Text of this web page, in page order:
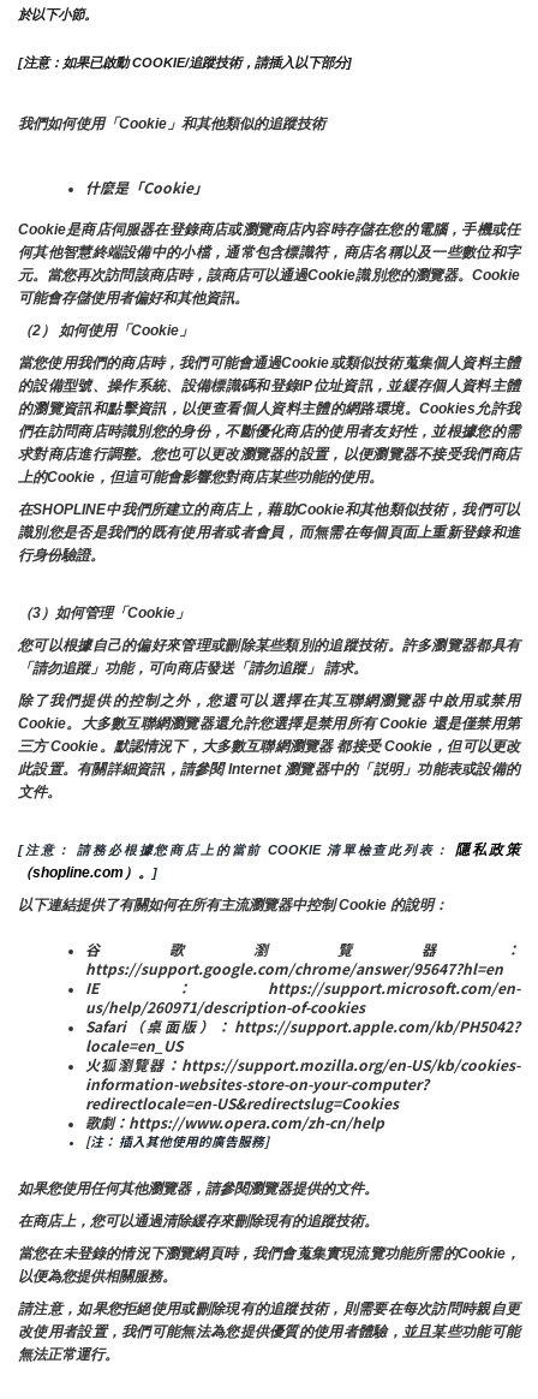
於以下小節。
[注意：如果已啟動 COOKIE/追蹤技術，請插入以下部分]
我們如何使用「Cookie」和其他類似的追蹤技術
什麼是「Cookie」
Cookie是商店伺服器在登錄商店或瀏覽商店內容時存儲在您的電腦，手機或任
何其他智慧終端設備中的小檔，通常包含標識符，商店名稱以及一些數位和字
元。當您再次訪問該商店時，該商店可以通過Cookie識別您的瀏覽器。Cookie
可能會存儲使用者偏好和其他資訊。
（2） 如何使用「Cookie」
當您使用我們的商店時，我們可能會通過Cookie或類似技術蒐集個人資料主體
的設備型號、操作系統、設備標識碼和登錄IP位址資訊，並緩存個人資料主體
的瀏覽資訊和點擊資訊，以便查看個人資料主體的網路環境。Cookies允許我
們在訪問商店時識別您的身份，不斷優化商店的使用者友好性，並根據您的需
求對商店進行調整。您也可以更改瀏覽器的設置，以便瀏覽器不接受我們商店
上的Cookie，但這可能會影響您對商店某些功能的使用。
在SHOPLINE中我們所建立的商店上，藉助Cookie和其他類似技術，我們可以
識別您是否是我們的既有使用者或者會員，而無需在每個頁面上重新登錄和進
行身份驗證。
（3）如何管理「Cookie」
您可以根據自己的偏好來管理或刪除某些類別的追蹤技術。許多瀏覽器都具有
「請勿追蹤」功能，可向商店發送「請勿追蹤」 請求。
除了我們提供的控制之外，您還可以選擇在其互聯網瀏覽器中啟用或禁用
Cookie。大多數互聯網瀏覽器還允許您選擇是禁用所有 Cookie 還是僅禁用第
三方 Cookie。默認情況下，大多數互聯網瀏覽器 都接受 Cookie，但可以更改
此設置。有關詳細資訊，請參閱 Internet 瀏覽器中的「説明」功能表或設備的
文件。
[注意： 請務必根據您商店上的當前 COOKIE 清單檢查此列表： 隱私政策
（shopline.com）。
]
以下連結提供了有關如何在所有主流瀏覽器中控制 Cookie 的說明：
谷歌瀏覽器：
https://support.google.com/chrome/answer/95647?hl=en
IE：https://support.microsoft.com/en-
us/help/260971/description-of-cookies
Safari（桌面版）：https://support.apple.com/kb/PH5042?
locale=en_US
火狐瀏覽器：https://support.mozilla.org/en-US/kb/cookies-
information-websites-store-on-your-computer?
redirectlocale=en-US&redirectslug=Cookies
歌劇：https://www.opera.com/zh-cn/help
[注： 插入其他使用的廣告服務]
如果您使用任何其他瀏覽器，請參閱瀏覽器提供的文件。
在商店上，您可以通過清除緩存來刪除現有的追蹤技術。
當您在未登錄的情況下瀏覽網頁時，我們會蒐集實現流覽功能所需的Cookie，
以便為您提供相關服務。
請注意，如果您拒絕使用或刪除現有的追蹤技術，則需要在每次訪問時親自更
改使用者設置，我們可能無法為您提供優質的使用者體驗，並且某些功能可能
無法正常運行。